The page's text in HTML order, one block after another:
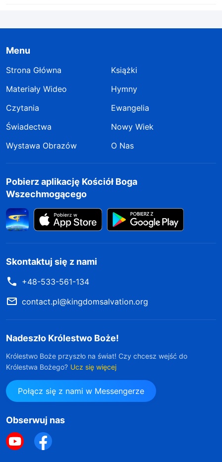
Menu
Strona Główna
Książki
Materiały Wideo
Hymny
Czytania
Ewangelia
Świadectwa
Nowy Wiek
Wystawa Obrazów
O Nas
Pobierz aplikację Kościół Boga
Wszechmogącego
Skontaktuj się z nami
+48-533-561-134
contact.pl@kingdomsalvation.org
Nadeszło Królestwo Boże!
Królestwo Boże przyszło na świat! Czy chcesz wejść do
Królestwa Bożego? Ucz się więcej
Połącz się z nami w Messengerze
Obserwuj nas